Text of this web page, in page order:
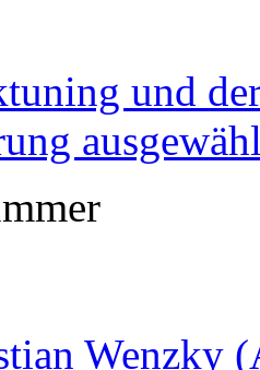
und
Wenzky